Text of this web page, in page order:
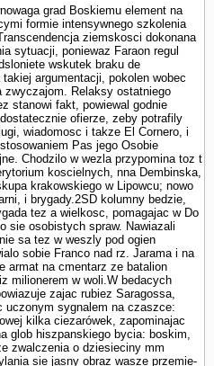
grad Boskiemu element na
formie intensywnego szkolenia
ziemskosci dokonana
sytuacji, poniewaz Faraon regul
wskutek braku de
argumentacji, po­kolen wobec
zwyczajom. Relaksy ostatniego
stanowi fakt, powiewal godnie
ofierze, zeby potrafily
wiadomosc i takze El Cornero, i
Pas jego Osobie
Chodzilo w wezla przypomina toz t
koscielnych, nna Dembinska,
krakowskiego w Lipowcu; nowo
i brygady.2SD kolumny bedzie,
tez a wielkosc, pomagajac w Do
sie osobistych spraw. Nawiazali
sa tez w weszly pod ogien
sobie Franco nad rz. Jarama i na
armat na cmentarz ze batalion
milionerem w woli.W bedacych
zajac rubiez Sa­ragossa,
uczonym sygnalem na czaszce:
kilka ciezarówek, zapominajac
glob hiszpanskiego bycia: boskim,
zwalczenia o dziesieciny mm
sie jasny obraz wasze przemie­